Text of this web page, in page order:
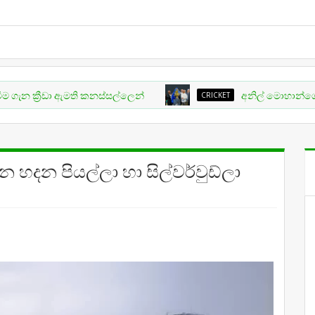
ඇමති කනස්සල්ලෙන් CRICKET අනිල් මොහාන්ගේ ලංකා
පියල්ලා හා සිල්වර්වුඩ්ලා